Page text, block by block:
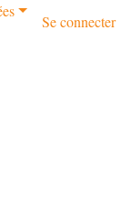
Se connecter